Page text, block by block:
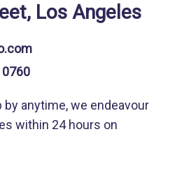
Los Angeles
0760
by anytime, we endeavour
within 24 hours on